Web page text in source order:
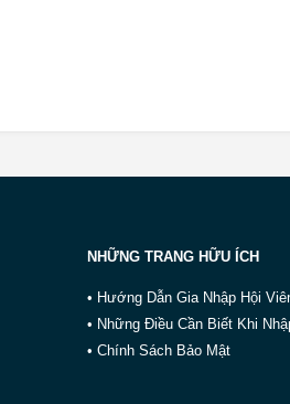
NHỮNG TRANG HỮU ÍCH
• Hướng Dẫn Gia Nhập Hội
• Những Điều Cần Biết Khi
• Chính Sách Bảo Mật